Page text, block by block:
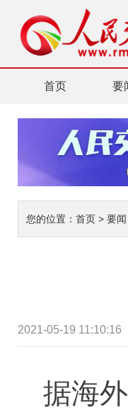
首页 要
您的位置： 首页 > 要闻
2021-05-19 11:10:16
据海